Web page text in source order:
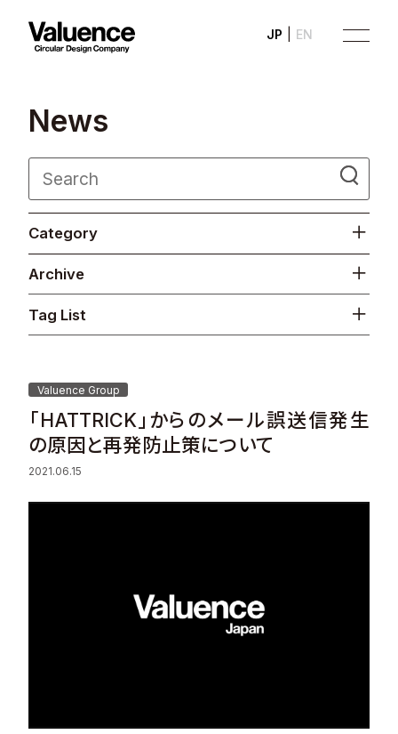
EN
JP
Company
Philosophy
Business
Investor Relations
Sustainability
Recruit
News
Category
Archive
Tag List
Valuence Group
「HATTRICK」からのメール誤送信発生
の原因と再発防止策について
2021.06.15